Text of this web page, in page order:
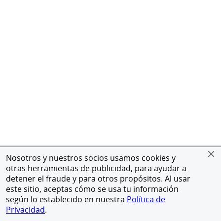
Nosotros y nuestros socios usamos cookies y
otras herramientas de publicidad, para ayudar a
detener el fraude y para otros propósitos. Al usar
este sitio, aceptas cómo se usa tu información
según lo establecido en nuestra Política de
Privacidad.